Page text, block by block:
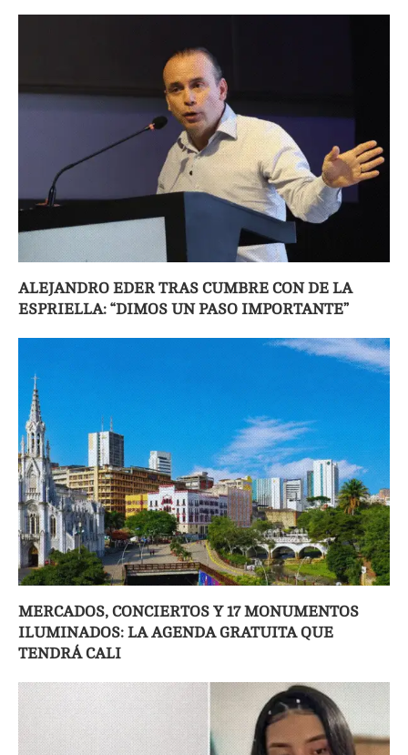
ALEJANDRO EDER TRAS CUMBRE CON DE LA
ESPRIELLA: “DIMOS UN PASO IMPORTANTE”
MERCADOS, CONCIERTOS Y 17 MONUMENTOS
ILUMINADOS: LA AGENDA GRATUITA QUE
TENDRÁ CALI